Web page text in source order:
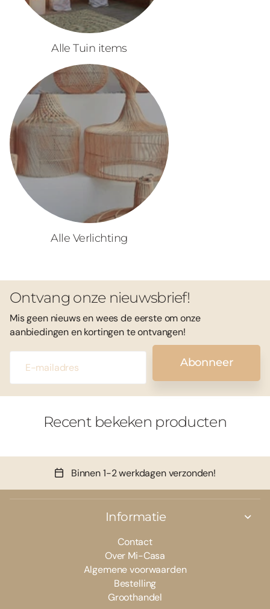
Alle Tuin items
Alle Verlichting
Ontvang onze nieuwsbrief!
Mis geen nieuws en wees de eerste om onze
aanbiedingen en kortingen te ontvangen!
Abonneer
Recent bekeken producten
Binnen 1-2 werkdagen verzonden!
Informatie
Contact
Over Mi-Casa
Algemene voorwaarden
Bestelling
Groothandel